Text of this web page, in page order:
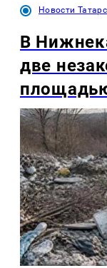
Новости
В
две